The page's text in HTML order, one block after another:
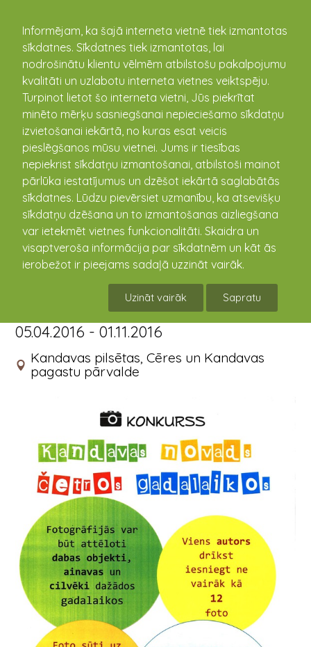
Informējam, ka šajā interneta vietnē tiek izmantotas
sīkdatnes. Sīkdatnes tiek izmantotas, lai
nodrošinātu klientu vēlmēm atbilstošu pakalpojumu
kvalitāti un uzlabotu interneta vietnes veiktspēju.
Turpinot lietot šo interneta vietni, Jūs piekrītat
minēto mērķu sasniegšanai nepieciešamo sīkdatņu
izvietošanai iekārtā, no kuras esat veicis
pieslēgšanos mūsu vietnei. Jums ir tiesības
nepiekrist sīkdatņu izmantošanai, atbilstoši mainot
pārlūka iestatījumus un dzēšot iekārtā saglabātās
sīkdatnes. Lūdzu pievērsiet uzmanību, ka atsevišķu
sīkdatņu dzēšana un to izmantošanas aizliegšana
var ietekmēt vietnes funkcionalitāti. Skaidra un
visaptveroša informācija par sīkdatnēm un kāt ās
ierobežot ir pieejams sadaļā uzzināt vairāk.
Uzināt vairāk Sapratu
kandava.lv
PASĀKUMU
KALENDĀRS
Piedalies fotokonkursā
„Kandavas novads četros
05.04.2016 - 01.11.2016
Kandavas pilsētas, Cēres un Kandavas
pagastu pārvalde